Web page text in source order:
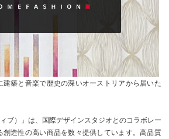
築と音楽で歴史の深いオーストリアから届いた
ィブ）」は、国際デザインスタジオとのコラボレー
創造性の高い商品を数々提供しています。高品質